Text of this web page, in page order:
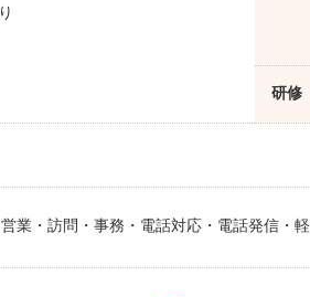
研修
業・訪問・事務・電話対応・電話発信・